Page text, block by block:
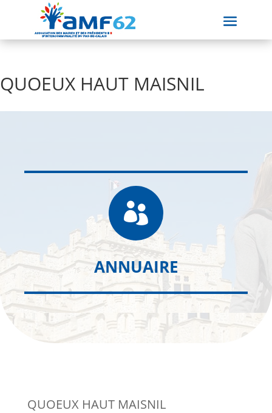
QUOEUX HAUT MAISNIL

ANNUAIRE
QUOEUX HAUT MAISNIL